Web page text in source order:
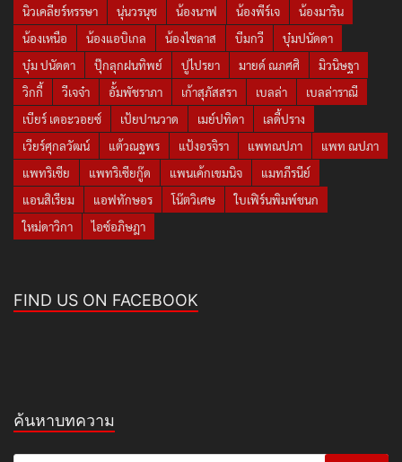
นิวเคลียร์หรรษา
นุ่นวรนุช น้องนาฟ น้องพีร์เจ
น้องมาริน
น้องเหนือ
น้องแอบิเกล น้องไซลาส บีมกวี
บุ๋มปนัดดา
บุ๋ม ปนัดดา
ปุ๊กลุกฝนทิพย์ ปูไปรยา มายด์ ณภศศิ
มิวนิษฐา
วิกกี้
วีเจจ๋า อั้มพัชราภา เก้าสุภัสสรา เบลล่า
เบลล่าราณี
เบียร์ เดอะวอยซ์
เป้ยปานวาด เมย์ปทิดา
เลดี้ปราง
เวียร์ศุกลวัฒน์
แต้วณฐพร แป้งอรจิรา แพทณปภา
แพท ณปภา
แพทริเซีย
แพทริเซียกู๊ด แพนเค้กเขมนิจ
แมทภีรนีย์
แอนสิเรียม
แอฟทักษอร โน๊ตวิเศษ
ใบเฟิร์นพิมพ์ชนก
ใหม่ดาวิกา
ไอซ์อภิษฎา
FIND US ON FACEBOOK
ค้นหาบทความ